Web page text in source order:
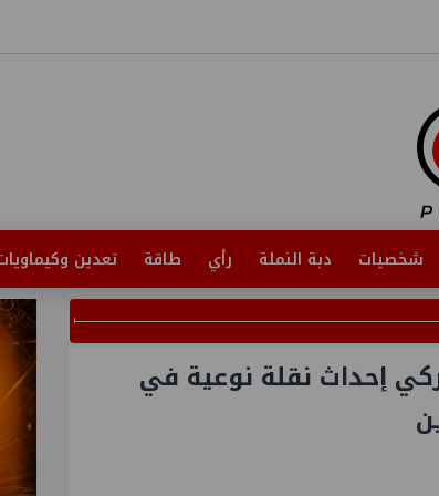
شخصيات دبة النملة رأي طاقة تعدين
إحداث نقلة نوعية في